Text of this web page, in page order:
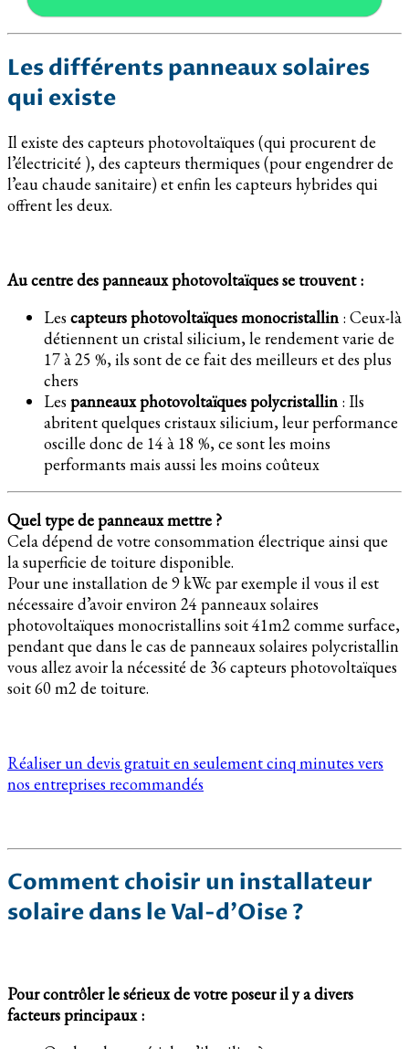
Les différents panneaux solaires
qui existe
Il existe des capteurs photovoltaïques (qui procurent de
l’électricité ), des capteurs thermiques (pour engendrer de
l’eau chaude sanitaire) et enfin les capteurs hybrides qui
offrent les deux.
Au centre des panneaux photovoltaïques se trouvent :
Les capteurs photovoltaïques monocristallin : Ceux-là
détiennent un cristal silicium, le rendement varie de
17 à 25 %, ils sont de ce fait des meilleurs et des plus
chers
Les panneaux photovoltaïques polycristallin : Ils
abritent quelques cristaux silicium, leur performance
oscille donc de 14 à 18 %, ce sont les moins
performants mais aussi les moins coûteux
Quel type de panneaux mettre ?
Cela dépend de votre consommation électrique ainsi que
la superficie de toiture disponible.
Pour une installation de 9 kWc par exemple il vous il est
nécessaire d’avoir environ 24 panneaux solaires
photovoltaïques monocristallins soit 41m2 comme surface,
pendant que dans le cas de panneaux solaires polycristallin
vous allez avoir la nécessité de 36 capteurs photovoltaïques
soit 60 m2 de toiture.
Réaliser un devis gratuit en seulement cinq minutes vers
nos entreprises recommandés
Comment choisir un installateur
solaire dans le Val-d’Oise ?
Pour contrôler le sérieux de votre poseur il y a divers
facteurs principaux :